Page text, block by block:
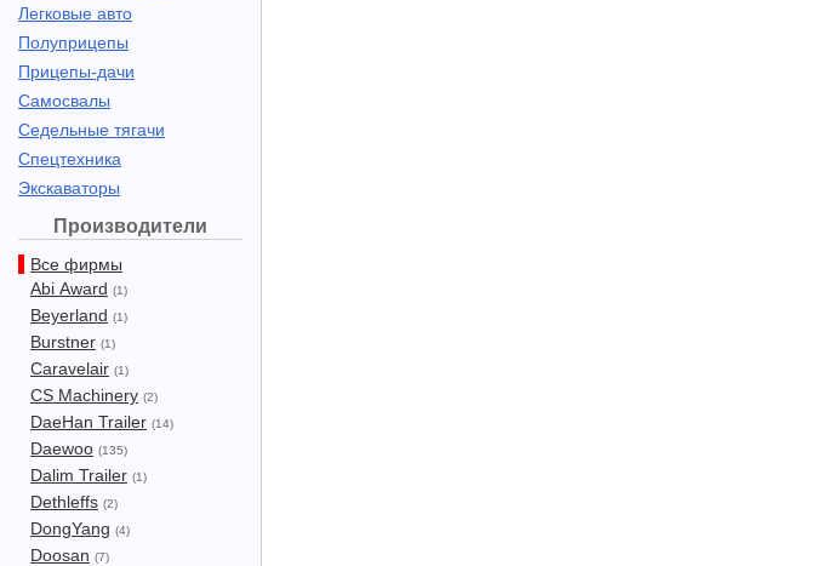
Легковые авто
Полуприцепы
Прицепы-дачи
Самосвалы
Седельные тягачи
Спецтехника
Экскаваторы
Производители
Все фирмы
Abi Award (1)
Beyerland (1)
Burstner (1)
Caravelair (1)
CS Machinery (2)
DaeHan Trailer (14)
Daewoo (135)
Dalim Trailer (1)
Dethleffs (2)
DongYang (4)
Doosan (7)